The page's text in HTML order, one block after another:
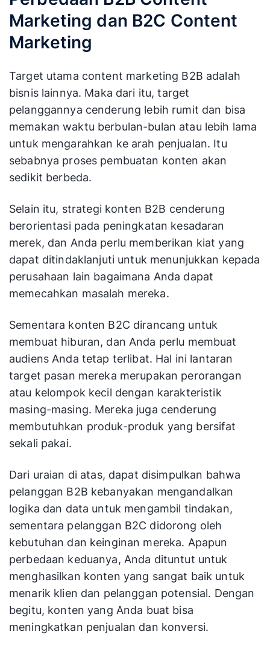
Marketing dan B2C Content
Marketing
Target utama content marketing B2B adalah
bisnis lainnya. Maka dari itu, target
pelanggannya cenderung lebih rumit dan bisa
memakan waktu berbulan-bulan atau lebih lama
untuk mengarahkan ke arah penjualan. Itu
sebabnya proses pembuatan konten akan
sedikit berbeda.
Selain itu, strategi konten B2B cenderung
berorientasi pada peningkatan kesadaran
merek, dan Anda perlu memberikan kiat yang
dapat ditindaklanjuti untuk menunjukkan kepada
perusahaan lain bagaimana Anda dapat
memecahkan masalah mereka.
Sementara konten B2C dirancang untuk
membuat hiburan, dan Anda perlu membuat
audiens Anda tetap terlibat. Hal ini lantaran
target pasan mereka merupakan perorangan
atau kelompok kecil dengan karakteristik
masing-masing. Mereka juga cenderung
membutuhkan produk-produk yang bersifat
sekali pakai.
Dari uraian di atas, dapat disimpulkan bahwa
pelanggan B2B kebanyakan mengandalkan
logika dan data untuk mengambil tindakan,
sementara pelanggan B2C didorong oleh
kebutuhan dan keinginan mereka. Apapun
perbedaan keduanya, Anda dituntut untuk
menghasilkan konten yang sangat baik untuk
menarik klien dan pelanggan potensial. Dengan
begitu, konten yang Anda buat bisa
meningkatkan penjualan dan konversi.